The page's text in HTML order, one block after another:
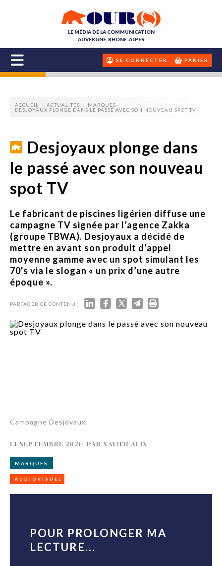
LE MÉDIA DE LA COMMUNICATION
AUVERGNE-RHÔNE-ALPES
SE CONNECTER PANIER
ACCUEIL ACTUALITÉS
MARQUES
DESJOYAUX PLONGE DANS LE PASSÉ AVEC SON NOUVEAU SPOT TV
Desjoyaux plonge dans
le passé avec son nouveau
spot TV
Le fabricant de piscines ligérien diffuse une
campagne TV signée par l’agence Zakka
(groupe TBWA). Desjoyaux a décidé de
mettre en avant son produit d’appel
moyenne gamme avec un spot simulant les
70's via le slogan « un prix d’une autre
époque ».
PARTAGER CE CONTENU :
Campagne Desjoyaux
14 SEPTEMBRE 2021- PAR XAVIER ALIX
MARQUES
AUDIOVISUEL
POUR PROLONGER MA
LECTURE...